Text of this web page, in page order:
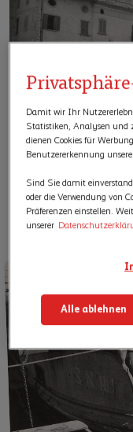
Damit wir Ihr
Statistiken, Analysen und
dienen Cookies für
Benutzererkennung
Sind Sie damit
oder die Verwendung von
Präferenzen einstellen.
unserer
Alle ablehnen